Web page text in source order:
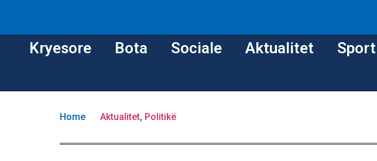
Kryesore Bota Sociale Aktualitet Sport
Home Aktualitet, Politikë